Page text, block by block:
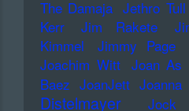
The Damaja Jethro Tull
Kerr
Jim Rakete
Kimmel
Jimmy Page
Joachim Witt Joan As
Baez JoanJett Joanna
Distelmayer
Jock